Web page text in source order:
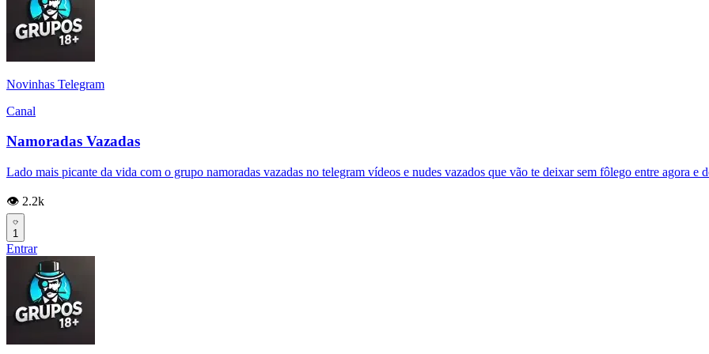
Novinhas Telegram
Canal
Namoradas Vazadas
Lado mais picante da vida com o grupo namoradas vazadas no telegram vídeos e nudes vazados que vão te deixar sem fôlego entre agora e
👁️ 2.2k
1
Entrar